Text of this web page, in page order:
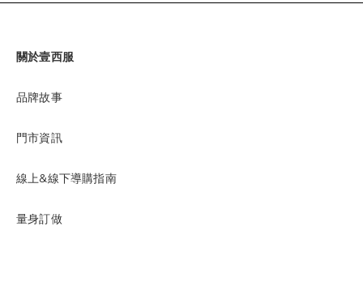
關於壹西服
品牌故事
門市資訊
線上&線下導購指南
量身訂做